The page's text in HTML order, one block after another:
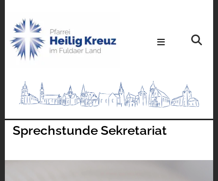
Sprechstunde Sekretariat